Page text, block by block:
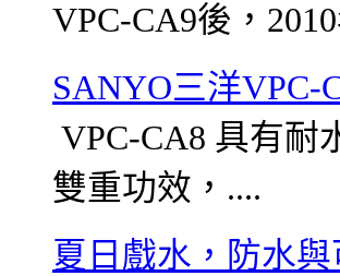
VPC-CA9後，
SANYO三洋VPC-
VPC-CA8 具有耐
雙重功效，....
夏日戲水，防水